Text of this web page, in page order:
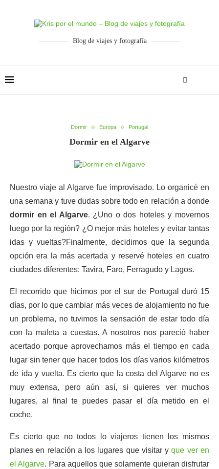
Blog de viajes y fotografía
Dormir Europa Portugal
Dormir en el Algarve
Nuestro viaje al Algarve fue improvisado. Lo organicé en
una semana y tuve dudas sobre todo en relación a donde
dormir en el Algarve. ¿Uno o dos hoteles y movernos
luego por la región? ¿O mejor más hoteles y evitar tantas
idas y vueltas?Finalmente, decidimos que la segunda
opción era la más acertada y reservé hoteles en cuatro
ciudades diferentes: Tavira, Faro, Ferragudo y Lagos.
El recorrido que hicimos por el sur de Portugal duró 15
días, por lo que cambiar más veces de alojamiento no fue
un problema, no tuvimos la sensación de estar todo día
con la maleta a cuestas. A nosotros nos pareció haber
acertado porque aprovechamos más el tiempo en cada
lugar sin tener que hacer todos los días varios kilómetros
de ida y vuelta. Es cierto que la costa del Algarve no es
muy extensa, pero aún así, si quieres ver muchos
lugares, al final te puedes pasar el día metido en el
coche.
Es cierto que no todos lo viajeros tienen los mismos
planes en relación a los lugares que visitar yque ver en
el Algarve. Para aquellos que solamente quieran disfrutar